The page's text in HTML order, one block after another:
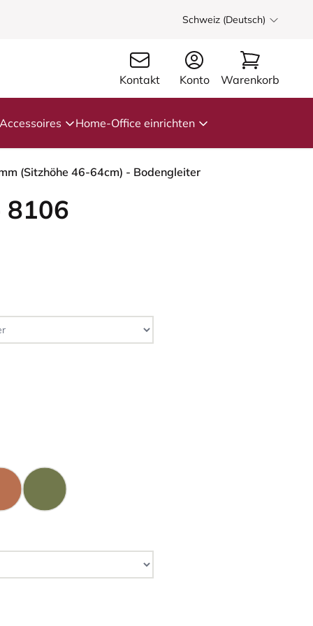
Schweiz (Deutsch)
Kontakt Konto Warenkorb
Accessoires Home-Office einrichten
(Sitzhöhe 46-64cm) - Bodengleiter
8106